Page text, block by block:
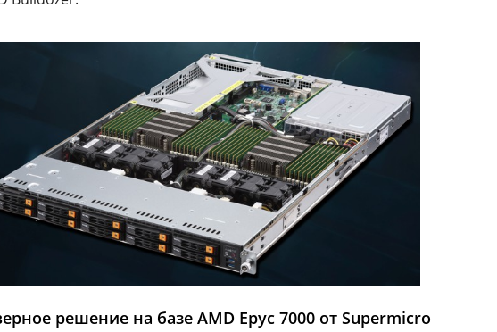
решение на базе AMD Epyc 7000 от Supermicro